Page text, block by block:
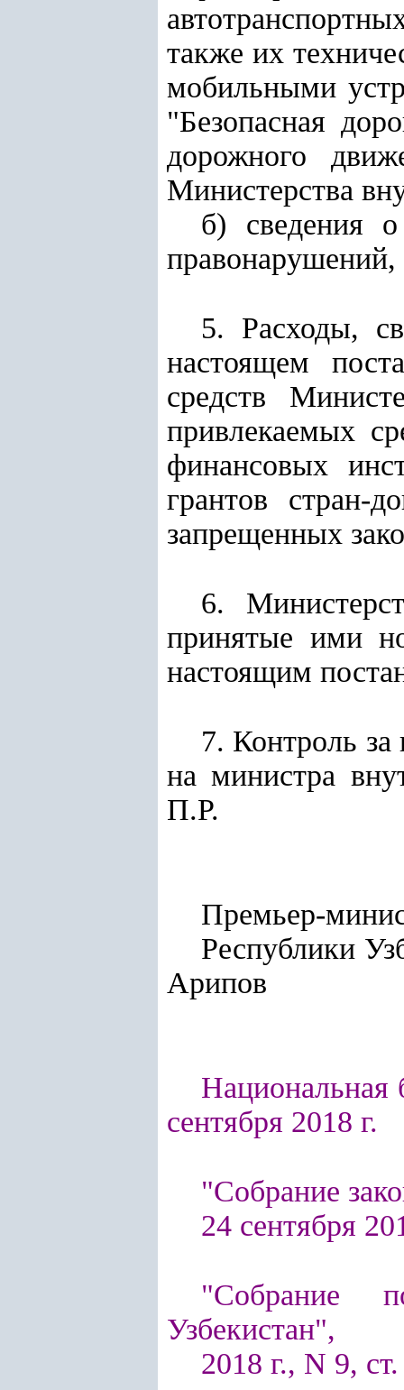
также их
мобильными
"Безопасная
дорожного
Министерства
б) сведения
5. Расходы,
настоящем
средств
привлекаемых
финансовых
грантов стран-
запрещенных
6.
принятые ими
настоящим
7. Контроль за
на министра
П.Р.
Премьер-
Арипов
Национальная
сентября 2018 г.
"Собрание
24 сентября
"Собрание
Узбекистан",
2018 г., N 9,